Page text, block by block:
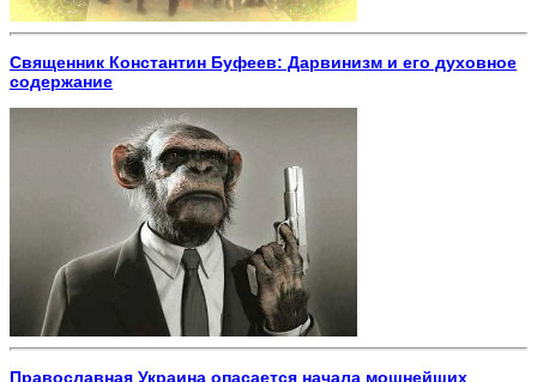
Священник Константин Буфеев: Дарвинизм и его духовное
содержание
Православная Украина опасается начала мощнейших